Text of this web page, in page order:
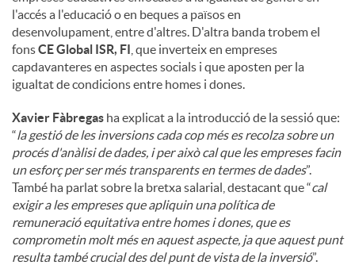
l'accés a l'educació o en beques a països en
desenvolupament, entre d'altres. D'altra banda trobem el
fonsCE Global ISR, FI , que inverteix en empreses
capdavanteres en aspectes socials i que aposten per la
igualtat de condicions entre homes i dones.
Xavier Fàbregas ha explicat a la introducció de la sessió que:
“la gestió de les inversions cada cop més es recolza sobre un
procés d'anàlisi de dades, i per això cal que les empreses facin
un esforç per ser més transparents en termes de dades”.
També ha parlat sobre la bretxa salarial, destacant que “cal
exigir a les empreses que apliquin una política de
remuneració equitativa entre homes i dones, que es
comprometin molt més en aquest aspecte, ja que aquest punt
resulta també crucial des del punt de vista de la inversió”.